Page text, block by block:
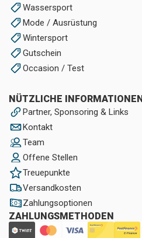
Wassersport
Mode / Ausrüstung
Wintersport
Gutschein
Occasion / Test
NÜTZLICHE INFORMATIONEN
Partner, Sponsoring & Links
Kontakt
Team
Offene Stellen
Treuepunkte
Versandkosten
Zahlungsoptionen
ZAHLUNGSMETHODEN